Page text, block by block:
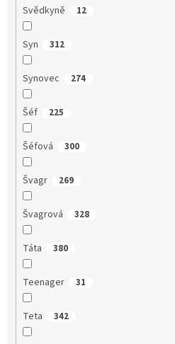
Svědkyně 12
Syn 312
Synovec 274
Šéf 225
Šéfová 300
Švagr 269
Švagrová 328
Táta 380
Teenager 31
Teta 342